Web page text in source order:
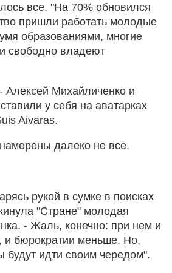
все. "На 70% обновился
пришли работать молодые
образованиями, многие
свободно владеют
Алексей Михайличенко и
у себя на аватарках
Aivaras.
далеко не все.
рукой в сумке в поисках
"Стране" молодая
- Жаль, конечно: при нем и
и бюрократии меньше. Но,
идти своим чередом".